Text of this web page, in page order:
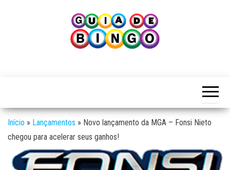
Início » Lançamentos » Novo lançamento da MGA – Fonsi Nieto
chegou para acelerar seus ganhos!